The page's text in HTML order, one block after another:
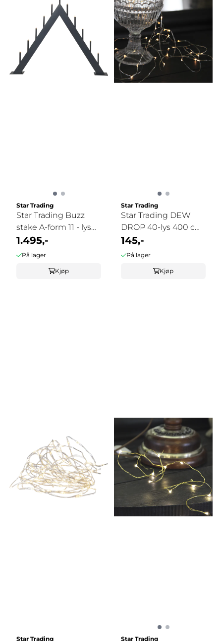
Star Trading
Star Trading Buzz
stake A-form 11 - lys
grafitt
1.495,-
På lager
Kjøp
Star Trading
Star Trading DEW
DROP 40-lys 400 cm
batteri/timer ...
145,-
På lager
Kjøp
Star Trading Star Trading